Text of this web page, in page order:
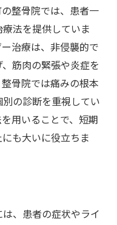
整骨院では、患者一
法を提供していま
治療は、非侵襲的で
筋肉の緊張や炎症を
骨院では痛みの根本
の診断を重視してい
用いることで、短期
も大いに役立ちま
、患者の症状やライ